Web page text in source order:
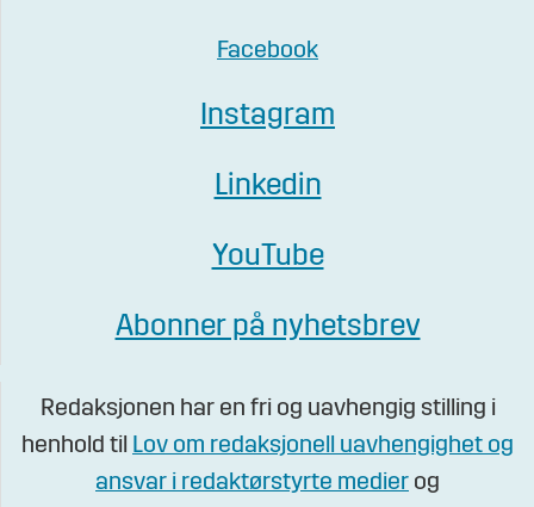
Facebook
Instagram
Linkedin
YouTube
Abonner på nyhetsbrev
Redaksjonen har en fri og uavhengig stilling i
henhold til Lov om redaksjonell uavhengighet og
ansvar i redaktørstyrte medier og